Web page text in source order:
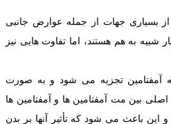
بسیاری جهات از جمله عوارض جانبی
به هم هستند، اما تفاوت هایی نیز
آمفتامین تجزیه می شود و به صورت
بین مت آمفتامین ها و آمفتامین ها
این باعث می شود که تأثیر آنها بر بدن